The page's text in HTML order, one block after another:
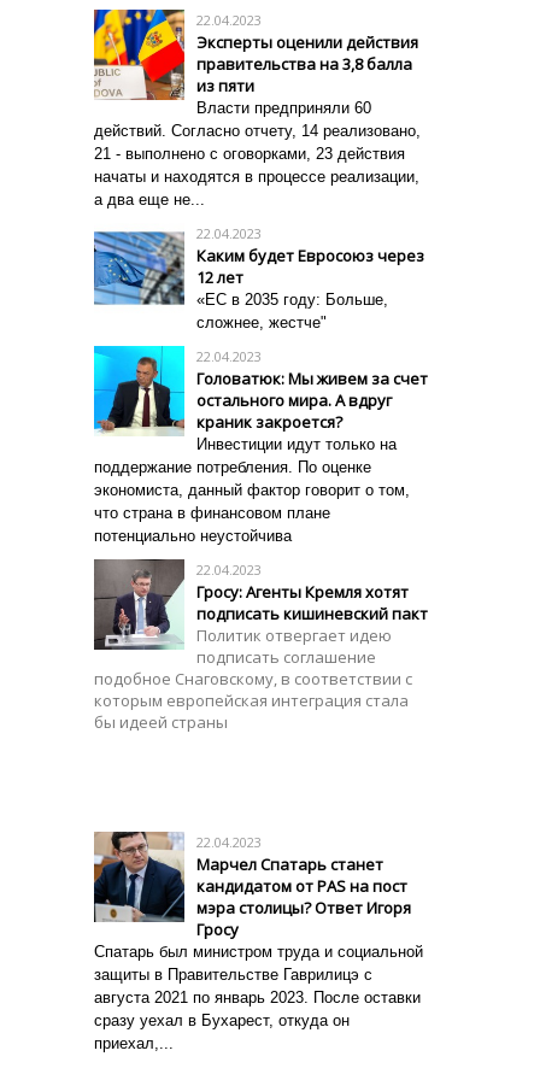
22.04.2023
Эксперты оценили действия
правительства на 3,8 балла
из пяти
Власти предприняли 60
действий. Согласно отчету, 14 реализовано,
21 - выполнено с оговорками, 23 действия
начаты и находятся в процессе реализации,
а два еще не...
22.04.2023
Каким будет Евросоюз через
12 лет
«ЕС в 2035 году: Больше,
сложнее, жестче"
22.04.2023
Головатюк: Мы живем за счет
остального мира. А вдруг
краник закроется?
Инвестиции идут только на
поддержание потребления. По оценке
экономиста, данный фактор говорит о том,
что страна в финансовом плане
потенциально неустойчива
22.04.2023
Гросу: Агенты Кремля хотят
подписать кишиневский пакт
Политик отвергает идею
подписать соглашение
подобное Снаговскому, в соответствии с
которым европейская интеграция стала
бы идеей страны
22.04.2023
Марчел Спатарь станет
кандидатом от PAS на пост
мэра столицы? Ответ Игоря
Гросу
Спатарь был министром труда и социальной
защиты в Правительстве Гаврилицэ с
августа 2021 по январь 2023. После оставки
сразу уехал в Бухарест, откуда он
приехал,...